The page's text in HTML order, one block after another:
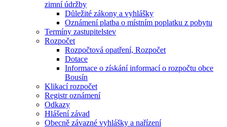
zimní údržby
Důležité zákony a vyhlášky
Oznámení platba o místním poplatku z pobytu
Termíny zastupitelstev
Rozpočet
Rozpočtová opatření, Rozpočet
Dotace
Informace o získání informací o rozpočtu obce
Bousín
Klikací rozpočet
Registr oznámení
Odkazy
Hlášení závad
Obecně závazné vyhlášky a nařízení